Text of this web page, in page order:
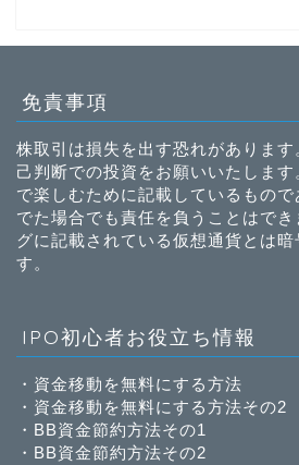
免責事項
株取引は損失を出す恐れがありま
己判断での投資をお願いいたしま
で楽しむために記載しているもの
でた場合でも責任を負うことはで
グに記載されている仮想通貨とは
す。
IPO初心者お役立ち情報
・ 資金移動を無料にする方法
・ 資金移動を無料にする方法その2
・ BB資金節約方法その1
・ BB資金節約方法その2